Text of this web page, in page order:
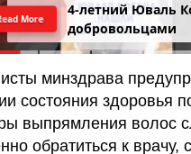
4-летний Юваль
добровольцами
More
минздрава
состояния здоровья
выпрямления волос
обратиться к врачу,